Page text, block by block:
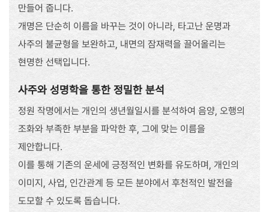
만들어 줍니다.
개명은 단순히 이름을 바꾸는 것이 아니라, 타고난 운명과
사주의 불균형을 보완하고, 내면의 잠재력을 끌어올리는
현명한 선택입니다.
사주와 성명학을 통한 정밀한 분석
정원 작명에서는 개인의 생년월일시를 분석하여 음양, 오행의
조화와 부족한 부분을 파악한 후, 그에 맞는 이름을
제안합니다.
이를 통해 기존의 운세에 긍정적인 변화를 유도하며, 개인의
이미지, 사업, 인간관계 등 모든 분야에서 후천적인 발전을
도모할 수 있도록 돕습니다.